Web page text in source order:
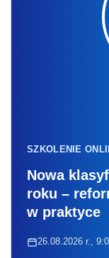
SZKOLENIE
Nowa
roku –
w praktyce
26.08.2026 r.,